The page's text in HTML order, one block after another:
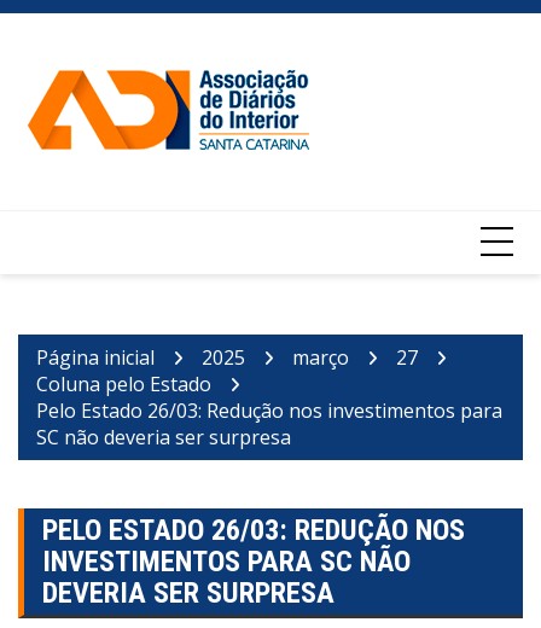
Ir
conteúdo
Página inicial 2025 março
27
Coluna pelo Estado
Pelo Estado 26/03: Redução nos investimentos para
SC não deveria ser surpresa
PELO ESTADO 26/03: REDUÇÃO NOS
INVESTIMENTOS PARA SC NÃO
DEVERIA SER SURPRESA